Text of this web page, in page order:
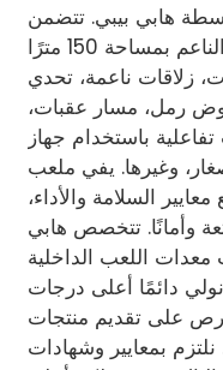
هابي بيبي. تتضمن
مجموعة ملعب اللعب الداخلي الناعم بمساحة 150 مترًا
كرات، زلاقات ناعمة، تحدي
رمل، مسار عقبات،
باستخدام جهاز
وغيرها. يفي ملعب
السلامة والأداء،
وأمانًا. تتخصص هابي
اللعب الداخلية
دائمًا أعلى درجات
على تقديم منتجات
نلتزم بمعايير وشهادات